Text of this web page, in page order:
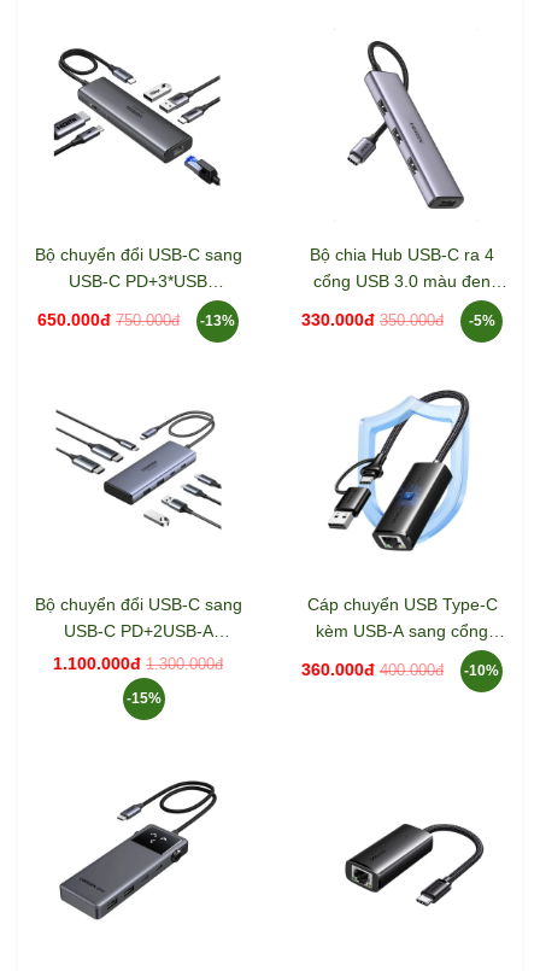
Bộ chuyển đổi USB-C sang
USB-C PD+3*USB
3.0+RJ45+HDMI hỗ trợ
4K@60hz Ugreen 45000
650.000đ 750.000đ -13%
Bộ chia Hub USB-C ra 4
cổng USB 3.0 màu đen
Ugreen 20841 CM473
330.000đ 350.000đ -5%
Bộ chuyển đổi USB-C sang
USB-C PD+2USB-A
3.2+2USB-C 3.2+2HDMI hỗ
trợ 4K Ugreen 45379
1.100.000đ 1.300.000đ
-15%
Cáp chuyển USB Type-C
kèm USB-A sang cổng
360.000đ 400.000đ -10%